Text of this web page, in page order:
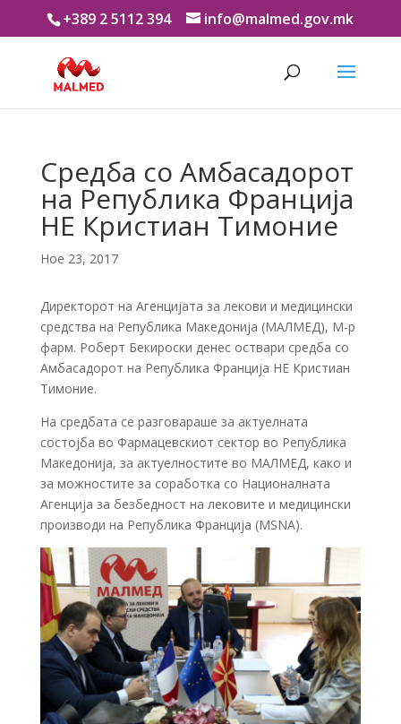
+389 2 5112 394 info@malmed.gov.mk
Средба со Амбасадорот
на Република Франција
НЕ Кристиан Тимоние
Ное 23, 2017
Директорот на Агенцијата за лекови и медицински
средства на Република Македонија (МАЛМЕД), М-р
фарм. Роберт Бекироски денес оствари средба со
Амбасадорот на Република Франција НЕ Кристиан
Тимоние.
На средбата се разговараше за актуелната
состојба во Фармацевскиот сектор во Република
Македонија, за актуелностите во МАЛМЕД, како и
за можностите за соработка со Националната
Агенција за безбедност на лековите и медицински
производи на Република Франција (MSNA).